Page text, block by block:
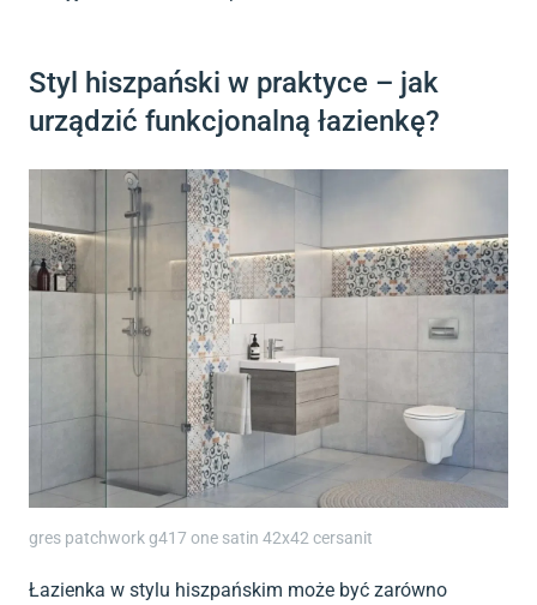
Styl hiszpański w praktyce – jak
urządzić funkcjonalną łazienkę?
gres patchwork g417 one satin 42x42 cersanit
Łazienka w stylu hiszpańskim może być zarówno